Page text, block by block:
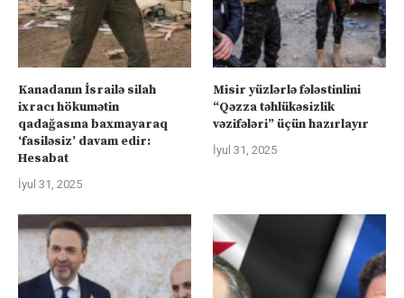
Kanadanın İsrailə silah
ixracı hökumətin
qadağasına baxmayaraq
‘fasiləsiz’ davam edir:
Hesabat
İyul 31, 2025
Misir yüzlərlə fələstinlini
“Qəzza təhlükəsizlik
vəzifələri” üçün hazırlayır
İyul 31, 2025